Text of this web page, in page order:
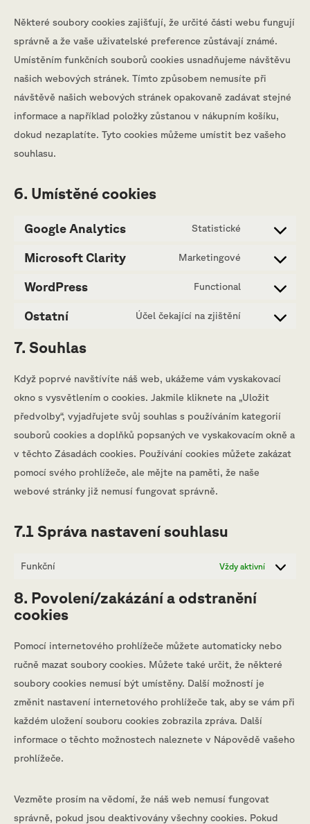
Některé soubory cookies zajišťují, že určité části webu fungují
správně a že vaše uživatelské preference zůstávají známé.
Umístěním funkčních souborů cookies usnadňujeme návštěvu
našich webových stránek. Tímto způsobem nemusíte při
návštěvě našich webových stránek opakovaně zadávat stejné
informace a například položky zůstanou v nákupním košíku,
dokud nezaplatíte. Tyto cookies můžeme umístit bez vašeho
souhlasu.
6. Umístěné cookies
Google Analytics Statistické
Consent
google-
analytics
Microsoft Clarity Marketingové
Consent
microsoft-
WordPress Functional
Consent
Ostatní Účel čekající na zjištění
Consent
ostatní
7. Souhlas
Když poprvé navštívíte náš web, ukážeme vám vyskakovací
okno s vysvětlením o cookies. Jakmile kliknete na „Uložit
předvolby“, vyjadřujete svůj souhlas s používáním kategorií
souborů cookies a doplňků popsaných ve vyskakovacím okně a
v těchto Zásadách cookies. Používání cookies můžete zakázat
pomocí svého prohlížeče, ale mějte na paměti, že naše
webové stránky již nemusí fungovat správně.
7.1 Správa nastavení souhlasu
Funkční Vždy aktivní
8. Povolení/zakázání a odstranění
cookies
Pomocí internetového prohlížeče můžete automaticky nebo
ručně mazat soubory cookies. Můžete také určit, že některé
soubory cookies nemusí být umístěny. Další možností je
změnit nastavení internetového prohlížeče tak, aby se vám při
každém uložení souboru cookies zobrazila zpráva. Další
informace o těchto možnostech naleznete v Nápovědě vašeho
prohlížeče.
Vezměte prosím na vědomí, že náš web nemusí fungovat
správně, pokud jsou deaktivovány všechny cookies. Pokud